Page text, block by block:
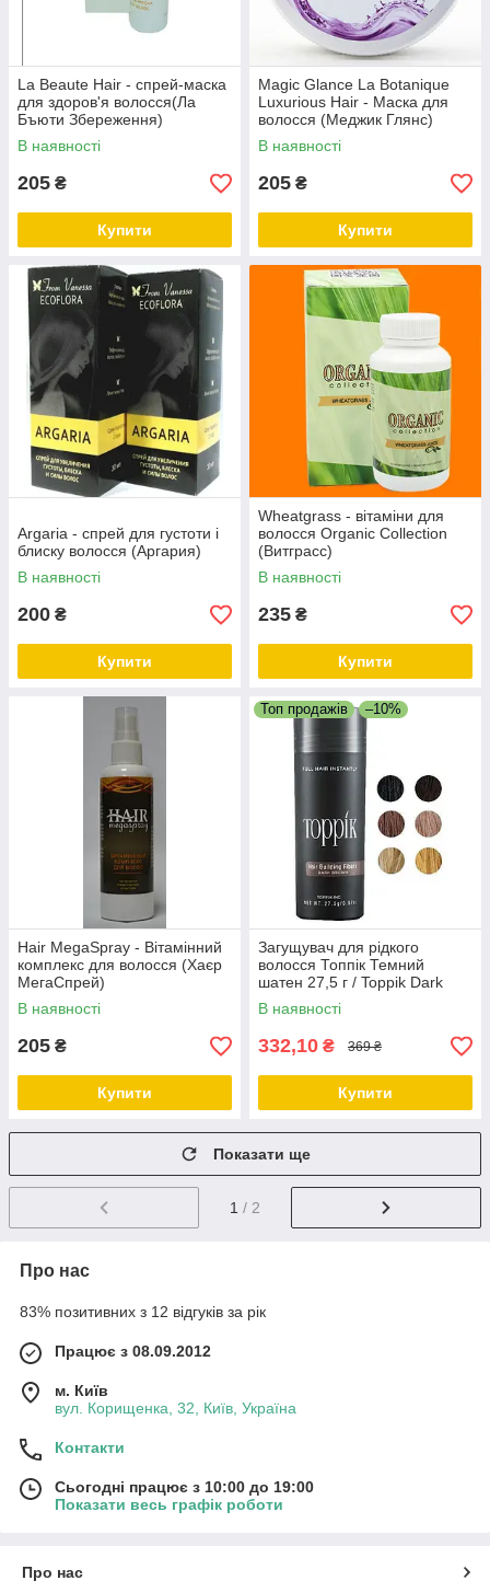
La Beaute Hair - спрей-маска
для здоров'я волосся(Ла
Бъюти Збереження)
В наявності
205 ₴
Купити
Magic Glance La Botanique
Luxurious Hair - Маска для
волосся (Меджик Глянс)
В наявності
205 ₴
Купити
Argaria - спрей для густоти і
блиску волосся (Аргария)
В наявності
200 ₴
Купити
Wheatgrass - вітаміни для
волосся Organic Collection
(Витграсс)
В наявності
235 ₴
Купити
Hair MegaSpray - Вітамінний
комплекс для волосся (Хаєр
МегаСпрей)
В наявності
205 ₴
Купити
Топ продажів –10%
Загущувач для рідкого
волосся Топпік Темний
шатен 27,5 г / Toppik Dark
brown
В наявності
332,10 ₴ 369 ₴
Купити
Показати ще
1 / 2
Про нас
83% позитивних з 12 відгуків за рік
Працює з 08.09.2012
м. Київ
вул. Корищенка, 32, Київ, Україна
Контакти
Сьогодні працює з 10:00 до 19:00
Показати весь графік роботи
Про нас